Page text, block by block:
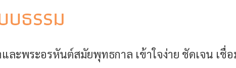
บธรรม
ะพระอรหันต์สมัยพุทธกาล เข้าใจง่าย ชัดเจน เชื่อ